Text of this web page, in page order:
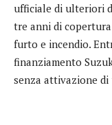
ufficiale di ulteriori
tre anni di
furto e incendio.
finanziamento
senza attivazione